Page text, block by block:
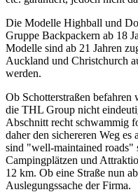
Die Modelle Highball und
Gruppe Backpackern ab 18
Modelle sind ab 21 Jahren
Auckland und Christchurch
werden.
Ob Schotterstraßen
die THL Group nicht
Abschnitt recht schwammig
daher den sichereren Weg
sind "well-maintained roads"
Campingplätzen und
12 km. Ob eine Straße nun
Auslegungssache der Firma.